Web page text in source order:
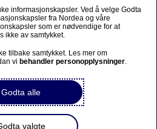
BSU
å kjøpe bolig?
skattbar inntekt og skal kjøpe
informasjonskapsler. Ved å velge Godta
fra Nordea og våre
som er nødvendige for at
ikke av samtykket.
tilbake samtykket. Les mer om
vi behandler personopplysninger.
Godta alle
valgte